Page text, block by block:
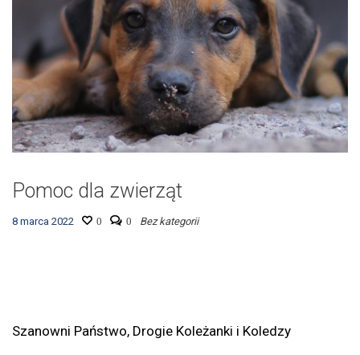
Pomoc dla zwierząt
8 marca 2022 0 0 Bez kategorii
Szanowni Państwo, Drogie Koleżanki i Koledzy